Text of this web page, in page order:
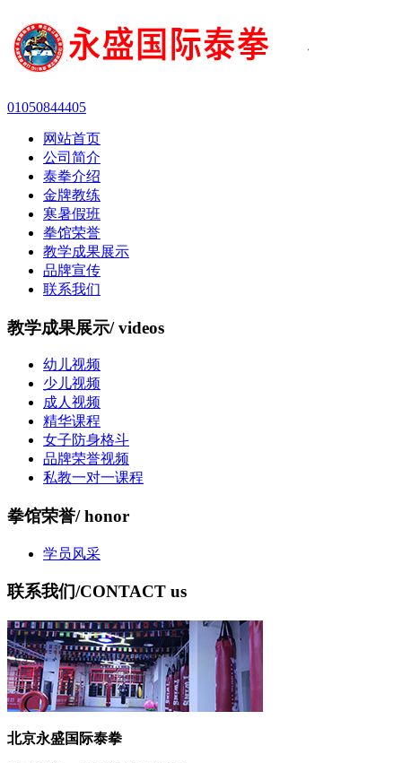
01050844405
网站首页
公司简介
泰拳介绍
金牌教练
寒暑假班
拳馆荣誉
教学成果展示
品牌宣传
联系我们
教学成果展示/ videos
幼儿视频
少儿视频
成人视频
精华课程
女子防身格斗
品牌荣誉视频
私教一对一课程
拳馆荣誉/ honor
学员风采
联系我们/CONTACT us
北京永盛国际泰拳